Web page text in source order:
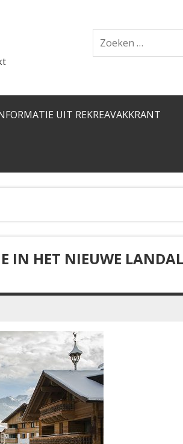
UIT REKREAVAKKRANT
IN HET NIEUWE